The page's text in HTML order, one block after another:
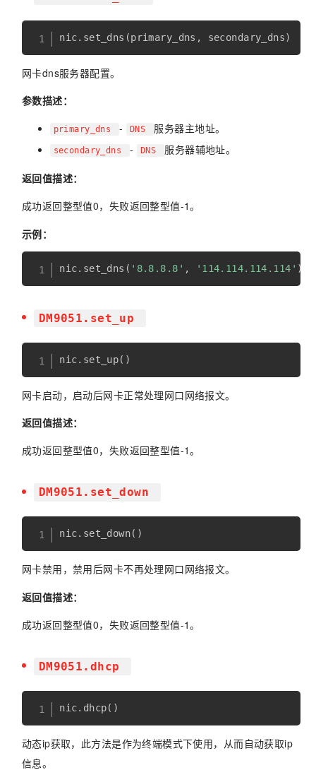
nic. set_dns (primary_dns , secondary_dns)
网卡dns服务器配置。
参数描述：
primary_dns - DNS 服务器主地址。
secondary_dns - DNS 服务器辅地址。
返回值描述：
成功返回整型值0，失败返回整型值-1。
示例：
nic. set_dns ( '8.8.8.8' , '114.114.114.114' )
DM9051.set_up
nic. set_up( )
网卡启动，启动后网卡正常处理网口网络报文。
返回值描述：
成功返回整型值0，失败返回整型值-1。
DM9051.set_down
nic. set_down( )
网卡禁用，禁用后网卡不再处理网口网络报文。
返回值描述：
成功返回整型值0，失败返回整型值-1。
DM9051.dhcp
nic. dhcp( )
动态ip获取，此方法是作为终端模式下使用，从而自动获取ip
信息。